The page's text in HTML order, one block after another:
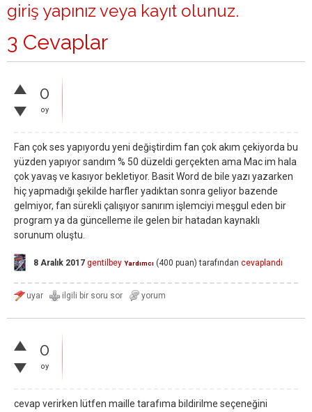
giriş yapınız veya kayıt olunuz.
3 Cevaplar
0
oy
Fan çok ses yapıyordu yeni değiştirdim fan çok akım çekiyorda bu
yüzden yapıyor sandım % 50 düzeldi gerçekten ama Mac im hala
çok yavaş ve kasıyor bekletiyor. Basit Word de bile yazı yazarken
hiç yapmadığı şekilde harfler yadıktan sonra geliyor bazende
gelmiyor, fan sürekli çalışıyor sanırım işlemciyi meşgul eden bir
program ya da güncelleme ile gelen bir hatadan kaynaklı
sorunum oluştu.
8 Aralık 2017 gentilbey Yardımcı (400 puan) tarafından cevaplandı
0
oy
cevap verirken lütfen maille tarafıma bildirilme seçeneğini